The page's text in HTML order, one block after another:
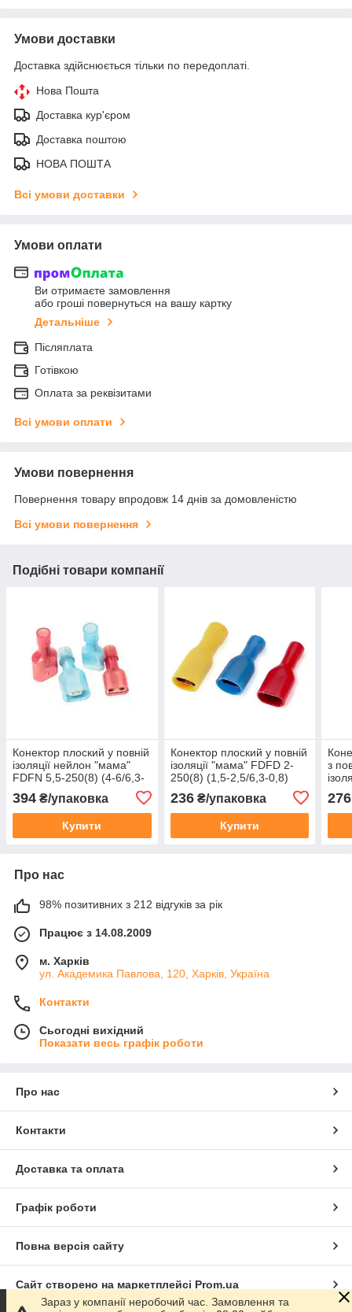
Умови доставки
Доставка здійснюється тільки по передоплаті.
Нова Пошта
Доставка кур'єром
Доставка поштою
НОВА ПОШТА
Всі умови доставки
Умови оплати
Ви отримаєте замовлення
або гроші повернуться на вашу картку
Детальніше
Післяплата
Готівкою
Оплата за реквізитами
Всі умови оплати
Умови повернення
Повернення товару впродовж 14 днів за домовленістю
Всі умови повернення
Подібні товари компанії
Конектор плоский у повній
ізоляції нейлон "мама"
FDFN 5,5-250(8) (4-6/6,3-
394 ₴/упаковка
Купити
Конектор плоский у повній
ізоляції "мама" FDFD 2-
250(8) (1,5-2,5/6,3-0,8)
236₴/упаковка
Купити
з
276
Про нас
98% позитивних з 212 відгуків за рік
Працює з 14.08.2009
м. Харків
ул. Академика Павлова, 120, Харків, Україна
Контакти
Сьогодні вихідний
Показати весь графік роботи
Про нас
Контакти
Доставка та оплата
Графік роботи
Повна версія сайту
Сайт створено на маркетплейсі Prom.ua
Зараз у компанії неробочий час. Замовлення та